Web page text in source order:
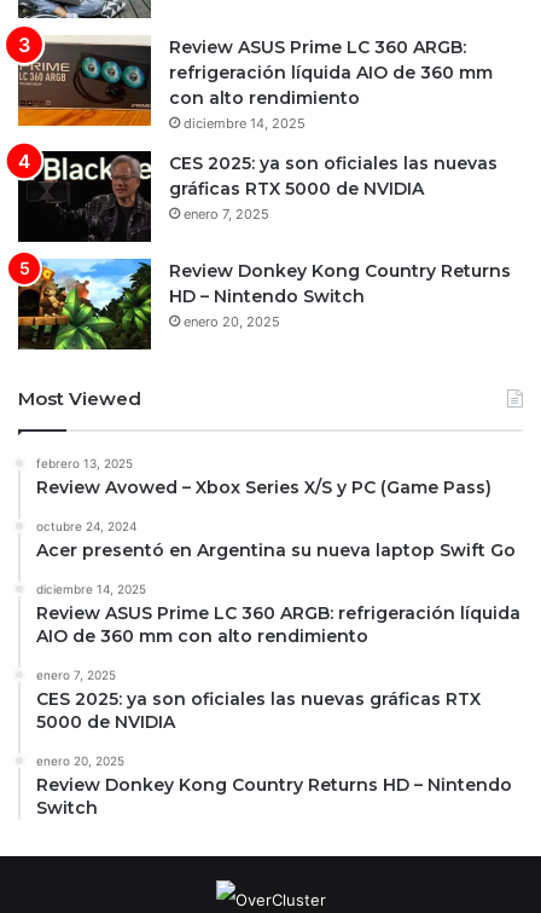
Review ASUS Prime LC 360 ARGB:
refrigeración líquida AIO de 360 mm
con alto rendimiento
diciembre 14, 2025
CES 2025: ya son oficiales las nuevas
gráficas RTX 5000 de NVIDIA
enero 7, 2025
Review Donkey Kong Country Returns
HD – Nintendo Switch
enero 20, 2025
Most Viewed
febrero 13, 2025
Review Avowed – Xbox Series X/S y PC (Game Pass)
octubre 24, 2024
Acer presentó en Argentina su nueva laptop Swift Go
diciembre 14, 2025
Review ASUS Prime LC 360 ARGB: refrigeración líquida
AIO de 360 mm con alto rendimiento
enero 7, 2025
CES 2025: ya son oficiales las nuevas gráficas RTX
5000 de NVIDIA
enero 20, 2025
Review Donkey Kong Country Returns HD – Nintendo
Switch